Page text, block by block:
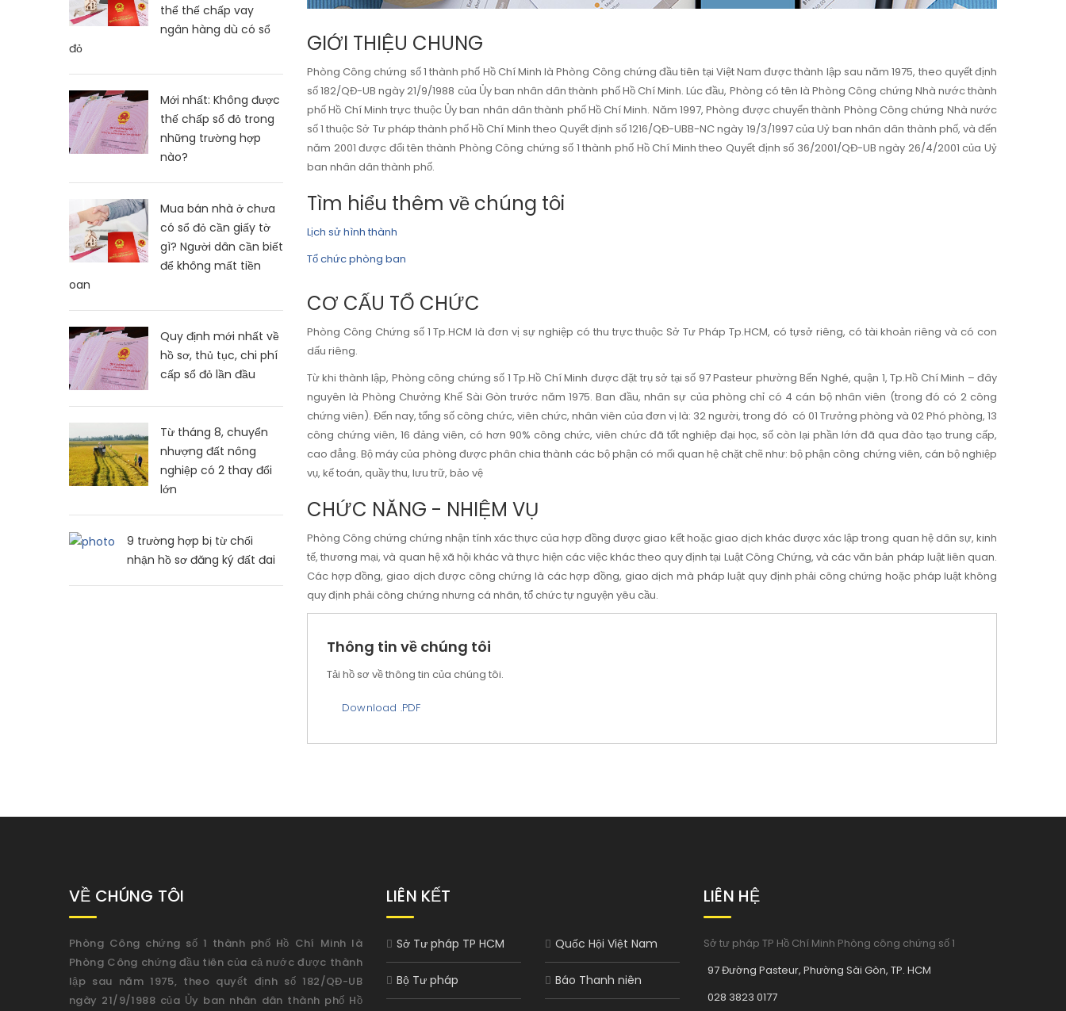
GIỚI THIỆU CHUNG
Phòng Công chứng số 1 thành phố Hồ Chí Minh là Phòng Công chứng đầu tiên tại Việt Nam được thành lập sau năm 1975, theo quyết định
số 182/QĐ-UB ngày 21/9/1988 của Ủy ban nhân dân thành phố Hồ Chí Minh. Lúc đầu, Phòng có tên là Phòng Công chứng Nhà nước thành
phố Hồ Chí Minh trực thuộc Ủy ban nhân dân thành phố Hồ Chí Minh. Năm 1997, Phòng được chuyển thành Phòng Công chứng Nhà nước
số 1 thuộc Sở Tư pháp thành phố Hồ Chí Minh theo Quyết định số 1216/QĐ-UBB-NC ngày 19/3/1997 của Uỷ ban nhân dân thành phố, và đến
năm 2001 được đổi tên thành Phòng Công chứng số 1 thành phố Hồ Chí Minh theo Quyết định số 36/2001/QĐ-UB ngày 26/4/2001 của Uỷ
ban nhân dân thành phố.
Tìm hiểu thêm về chúng tôi
Lịch sử hình thành
Tổ chức phòng ban
CƠ CẤU TỔ CHỨC
Phòng Công Chứng số 1 Tp.HCM là đơn vị sự nghiệp có thu trực thuộc Sở Tư Pháp Tp.HCM, có tựsở riêng, có tài khoản riêng và có con
dấu riêng.
Từ khi thành lập, Phòng công chứng số 1 Tp.Hồ Chí Minh được đặt trụ sở tại số 97 Pasteur phường Bến Nghé, quận 1, Tp.Hồ Chí Minh – đây
nguyên là Phòng Chưởng Khế Sài Gòn trước năm 1975. Ban đầu, nhân sự của phòng chỉ có 4 cán bộ nhân viên (trong đó có 2 công
chứng viên). Đến nay, tổng số công chức, viên chức, nhân viên của đơn vị là: 32 người, trong đó có 01 Trưởng phòng và 02 Phó phòng, 13
công chứng viên, 16 đảng viên, có hơn 90% công chức, viên chức đã tốt nghiệp đại học, số còn lại phần lớn đã qua đào tạo trung cấp,
cao đẳng. Bộ máy của phòng được phân chia thành các bộ phận có mối quan hệ chặt chẽ như: bộ phận công chứng viên, cán bộ nghiệp
vụ, kế toán, quầy thu, lưu trữ, bảo vệ
CHỨC NĂNG - NHIỆM VỤ
Phòng Công chứng chứng nhận tính xác thực của hợp đồng được giao kết hoặc giao dịch khác được xác lập trong quan hệ dân sự, kinh
tế, thương mại, và quan hệ xã hội khác và thực hiện các việc khác theo quy định tại Luật Công Chứng, và các văn bản pháp luật liên quan.
Các hợp đồng, giao dịch được công chứng là các hợp đồng, giao dịch mà pháp luật quy định phải công chứng hoặc pháp luật không
quy định phải công chứng nhưng cá nhân, tổ̉ chức tự nguyện yêu cầu.
Thông tin về chúng tôi
Tải hồ sơ về thông tin của chúng tôi.
Download .PDF
thể thế chấp vay
ngân hàng dù có sổ
đỏ
Mới nhất: Không được
thế chấp sổ đỏ trong
những trường hợp
nào?
Mua bán nhà ở chưa
có sổ đỏ cần giấy tờ
gì? Người dân cần biết
để không mất tiền
oan
Quy định mới nhất về
hồ sơ, thủ tục, chi phí
cấp sổ đỏ lần đầu
Từ tháng 8, chuyển
nhượng đất nông
nghiệp có 2 thay đổi
lớn
9 trường hợp bị từ chối
nhận hồ sơ đăng ký đất đai
VỀ CHÚNG TÔI
Phòng Công chứng số 1 thành phố Hồ Chí Minh là
Phòng Công chứng đầu tiên của cả nước được thành
lập sau năm 1975, theo quyết định số 182/QĐ-UB
ngày 21/9/1988 của Ủy ban nhân dân thành phố Hồ
LIÊN KẾT
Sở Tư pháp TP HCM
Bộ Tư pháp
Quốc Hội Việt Nam
Báo Thanh niên
LIÊN HỆ
Sở tư pháp TP Hồ Chí Minh Phòng công chứng số 1
97 Đường Pasteur, Phường Sài Gòn, TP. HCM
028 3823 0177